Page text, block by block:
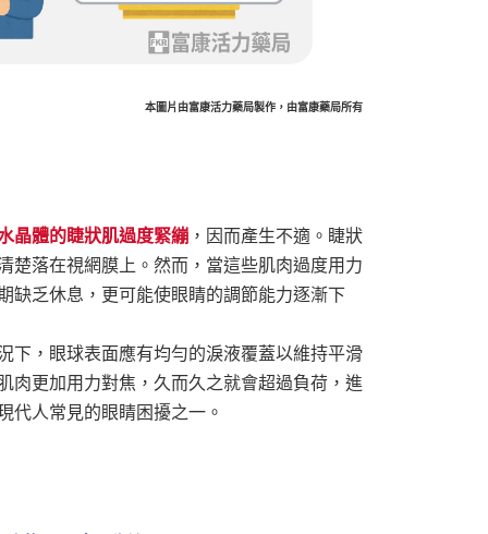
本圖片由富康活力藥局製作，由富康藥局所有
晶體的睫狀肌過度緊繃，因而產生不適。睫狀
楚落在視網膜上。然而，當這些肌肉過度用力
缺乏休息，更可能使眼睛的調節能力逐漸下
下，眼球表面應有均勻的淚液覆蓋以維持平滑
肉更加用力對焦，久而久之就會超過負荷，進
代人常見的眼睛困擾之一。